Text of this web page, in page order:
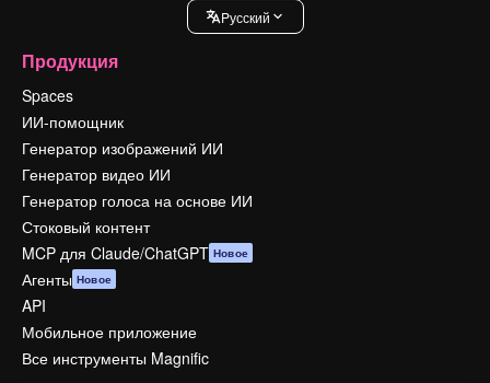
Pусский
Продукция
Spaces
ИИ-помощник
Генератор изображений ИИ
Генератор видео ИИ
Генератор голоса на основе ИИ
Стоковый контент
MCP для Claude/ChatGPT Новое
Агенты Новое
API
Мобильное приложение
Все инструменты Magnific